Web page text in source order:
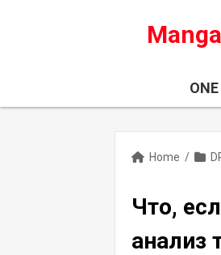
Home /
Что,
анализ